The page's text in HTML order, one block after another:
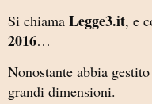
Si chiama Legge3.it, e
2016…
Nonostante abbia
grandi dimensioni.